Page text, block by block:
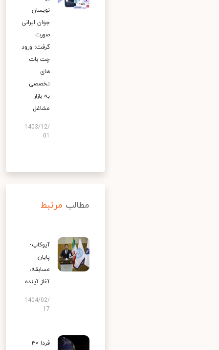
نویسان
جوان ایرانی
صورت
گرفت؛ ورود
چت بات
های
تخصصی
به بازار
مشاغل
1403/12/
مطالب مرتبط
آیوکاپ؛
پایان
مسابقه،
آغاز آینده
1404/02/
17
فردا ۳۰